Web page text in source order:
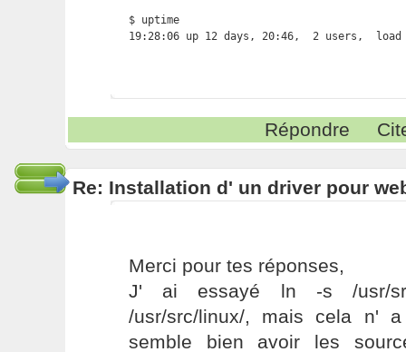
$ uptime
19:28:06 up 12 days, 20:46,  2 users,  load
Répondre
Re: Installation d' un driver pour
Merci pour tes réponses,
J' ai essayé ln -s /usr/src/
/usr/src/linux/, mais cela n'
semble bien avoir les